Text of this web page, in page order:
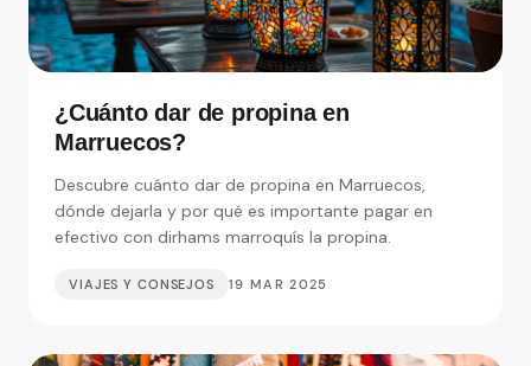
¿Cuánto dar de propina en
Marruecos?
Descubre cuánto dar de propina en Marruecos,
dónde dejarla y por qué es importante pagar en
efectivo con dirhams marroquís la propina.
VIAJES Y CONSEJOS 19 MAR 2025